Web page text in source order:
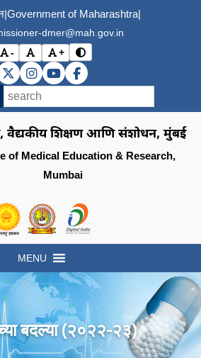
|Government of Maharashtra|
dmer@mah.gov.in
-
अक्षर आकार कमी करा (Decrease font size)
मूळ अक्षर आकार (Reset font size)
+
अक्षर आकार वाढवा (Increase font
विरोधाभास मोड बदला
DMER X (Twitter)
DMER Instagram
DMER YouTube
DMER Facebook
वैद्यकीय शिक्षण आणि संशोधन, मुंबई
of Medical Education & Research,
Mumbai
Visit the Government of Maharashtra
Visit the Directorate of
MENU
बदल्या (२०२२-२३)